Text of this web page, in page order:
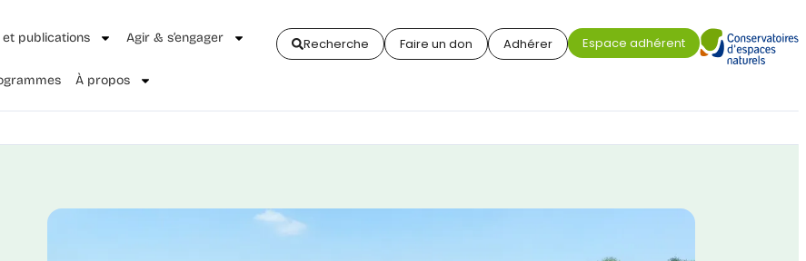
publications Agir & s’engager
À propos
Recherche Faire un don Adhérer Espace adhérent